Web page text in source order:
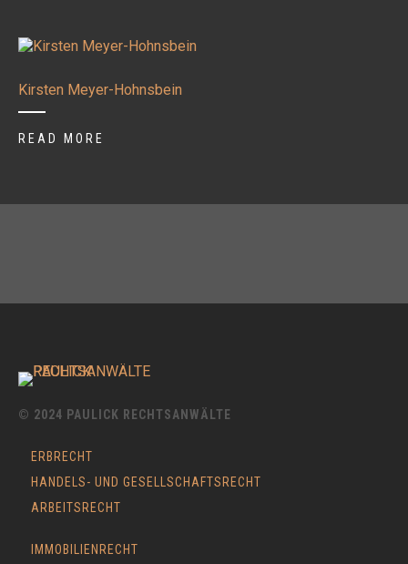
Kirsten Meyer-Hohnsbein
READ MORE
© 2024 PAULICK RECHTSANWÄLTE
ERBRECHT
HANDELS- UND GESELLSCHAFTSRECHT
ARBEITSRECHT
IMMOBILIENRECHT